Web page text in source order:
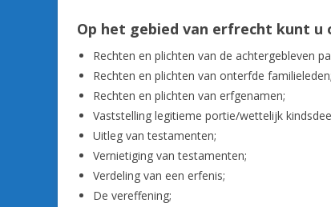
Op het gebied van erfrecht kunt u
Rechten en plichten van de achtergebleven
Rechten en plichten van onterfde familieleden;
Rechten en plichten van erfgenamen;
Vaststelling legitieme portie/wettelijk
Uitleg van testamenten;
Vernietiging van testamenten;
Verdeling van een erfenis;
De vereffening;